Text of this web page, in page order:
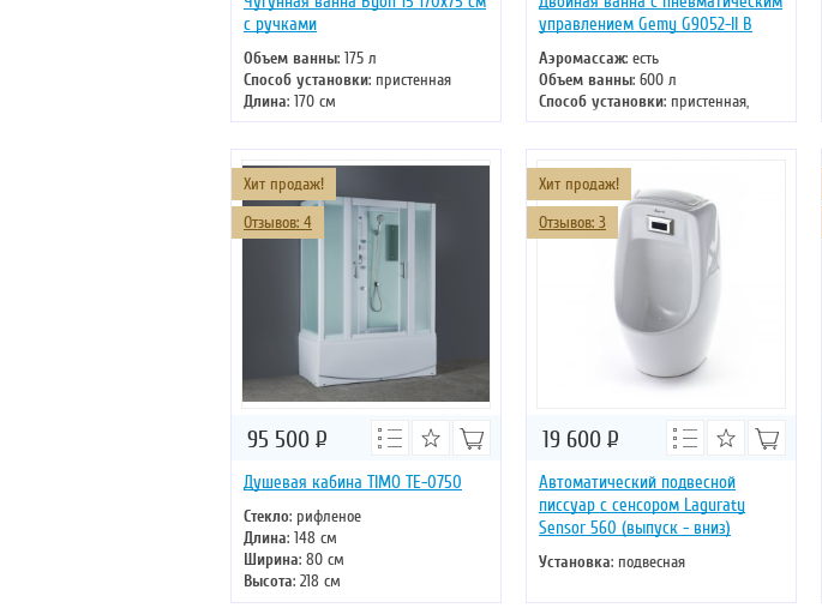
с ручками
Объем ванны: 175 л
Способ установки: пристенная
Длина: 170 см
Ширина: 75 см
Цвет: белый
Форма: прямоугольная
управлением Gemy G9052-II B
Аэромассаж: есть
Объем ванны: 600 л
Способ установки: пристенная,
отдельностоящая
Хромотерапия: есть
Длина: 186 см
Ширина: 151 см
Хит продаж!
Отзывов: 4
Душевая кабина TIMO TE-0750
Стекло: рифленое
Длина: 148 см
Ширина: 80 см
Высота: 218 см
Форма: прямоугольная
95 500 Р
Хит продаж!
Отзывов: 3
Автоматический подвесной
писсуар с сенсором Laguraty
Sensor 560 (выпуск - вниз)
Установка: подвесная
19 600 Р